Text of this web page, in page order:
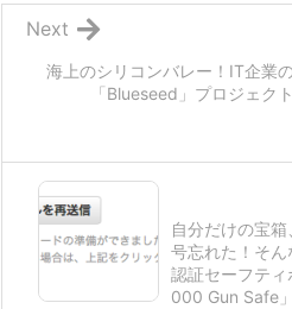
海上のシリコンバレー！IT企業
「Blueseed」プロジェク
Next
自分だけの宝
号忘れた！そ
認証セーフティ
000 Gun Safe」